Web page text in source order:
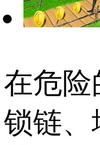
在危险
锁链、